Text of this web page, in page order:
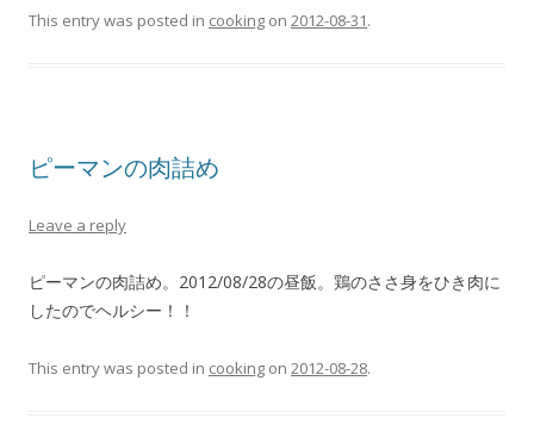
This entry was posted in cooking on 2012-08-31.
ピーマンの肉詰め
Leave a reply
ピーマンの肉詰め。2012/08/28の昼飯。鶏のささ身をひき肉に
したのでヘルシー！！
This entry was posted in cooking on 2012-08-28.